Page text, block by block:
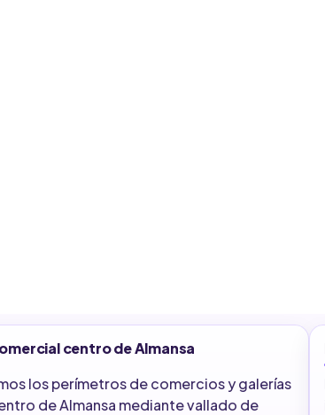
centro de Almansa
los perímetros de comercios y galerías
de Almansa mediante vallado de